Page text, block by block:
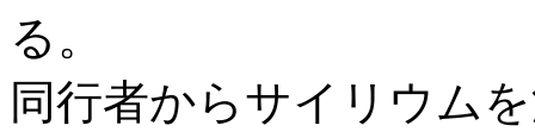
る。
同行者からサイリウム